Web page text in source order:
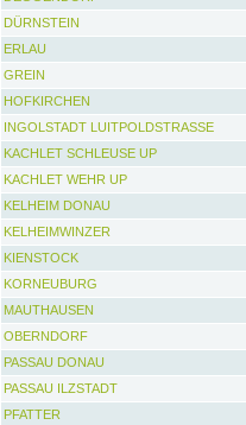
DÜRNSTEIN
ERLAU
GREIN
HOFKIRCHEN
INGOLSTADT LUITPOLDSTRASSE
KACHLET SCHLEUSE UP
KACHLET WEHR UP
KELHEIM DONAU
KELHEIMWINZER
KIENSTOCK
KORNEUBURG
MAUTHAUSEN
OBERNDORF
PASSAU DONAU
PASSAU ILZSTADT
PFATTER